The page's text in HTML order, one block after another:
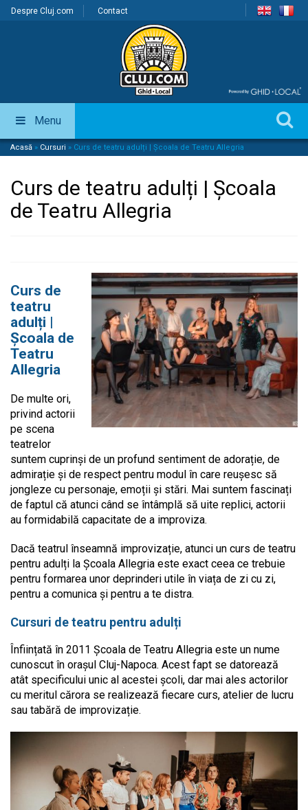
Despre Cluj.com Contact
Menu
Acasă » Cursuri » Curs de teatru adulți | Școala de Teatru Allegria
Curs de teatru adulți | Școala
de Teatru Allegria
Curs de
teatru
adulți |
Școala de
Teatru
Allegria
De multe ori,
privind actorii
pe scena
teatrelor
suntem cuprinși de un profund sentiment de adorație, de
admirație și de respect pentru modul în care reușesc să
jongleze cu personaje, emoții și stări. Mai suntem fascinați
de faptul că atunci când se întâmplă să uite replici, actorii
au formidabilă capacitate de a improviza.
Dacă teatrul înseamnă improvizație, atunci un curs de teatru
pentru adulți la Școala Allegria este exact ceea ce trebuie
pentru formarea unor deprinderi utile în viața de zi cu zi,
pentru a comunica și pentru a te distra.
Cursuri de teatru pentru adulți
Înființată în 2011 Școala de Teatru Allegria este un nume
cunoscut în orașul Cluj-Napoca. Acest fapt se datorează
atât specificului unic al acestei școli, dar mai ales actorilor
cu meritul cărora se realizează fiecare curs, atelier de lucru
sau tabără de improvizație.